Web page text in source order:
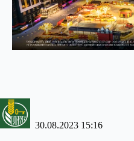
30.08.2023 15:16